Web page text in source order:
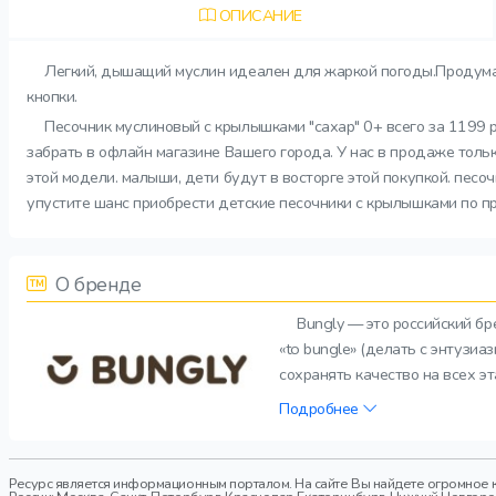
ОПИСАНИЕ
Легкий, дышащий муслин идеален для жаркой
кнопки.
Песочник муслиновый с крылышками "сахар" 0+ всего за
забрать в офлайн магазине Вашего города. У нас в продаже
этой модели. малыши, дети будут в восторге этой покупкой.
упустите шанс приобрести детские песочники с крылышками по
О бренде
Bungly — это российский
«to bungle» (делать с
сохранять качество на всех
Подробнее
Ресурс является информационным порталом. На сайте Вы найдете